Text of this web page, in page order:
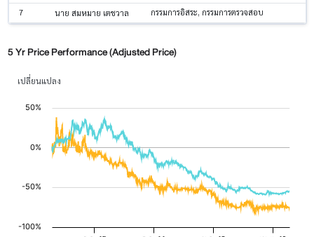
7 นาย สมหมาย เตชวาล กรรมการอิสระ, กรรมการตรวจสอบ
5 Yr Price Performance (Adjusted Price)
เปลี่ยนแปลง